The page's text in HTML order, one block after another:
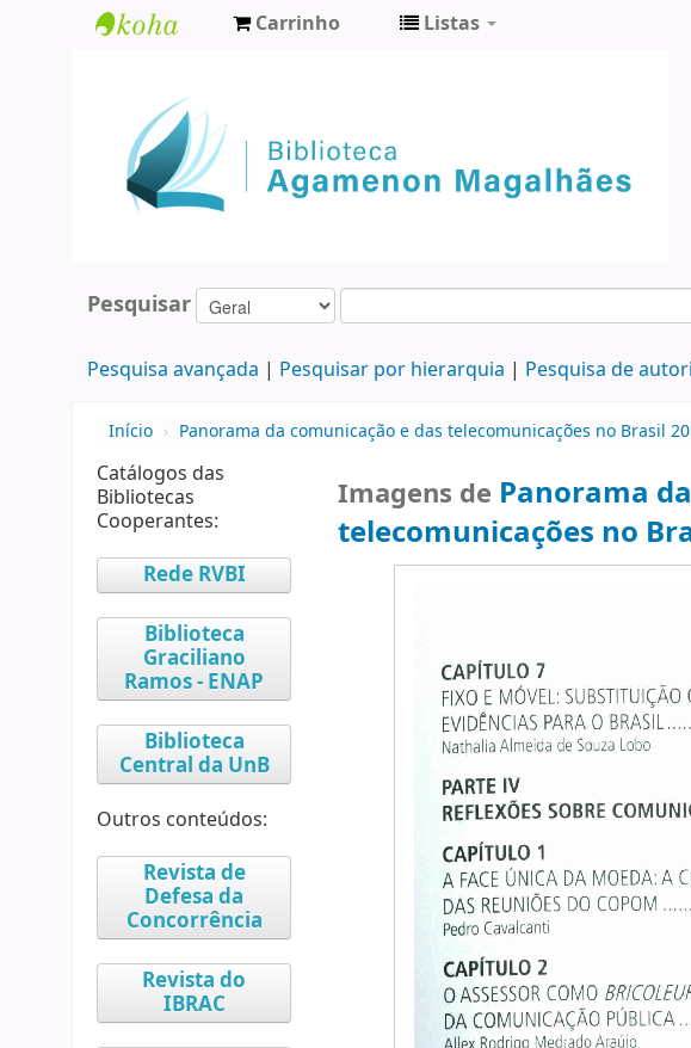
Agamenon
Magalhães
Carrinho Listas
Pesquisar
Pesquisa avançada Pesquisar por hierarquia Pesquisa de
Início › Panorama da comunicação e das telecomunicações no Brasil
Catálogos das
Bibliotecas
Cooperantes:
Rede RVBI
Biblioteca
Graciliano
Ramos - ENAP
Biblioteca
Central da UnB
Outros conteúdos:
Revista de
Defesa da
Concorrência
Revista do
IBRAC
Imagens de Panorama
telecomunicações no